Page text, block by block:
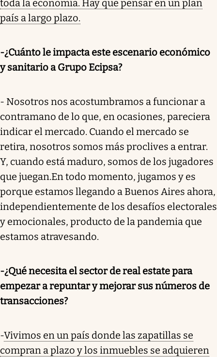
toda la economía. Hay que pensar en un plan
país a largo plazo.
-¿Cuánto le impacta este escenario económico
y sanitario a Grupo Ecipsa?
- Nosotros nos acostumbramos a funcionar a
contramano de lo que, en ocasiones, pareciera
indicar el mercado. Cuando el mercado se
retira, nosotros somos más proclives a entrar.
Y, cuando está maduro, somos de los jugadores
que juegan.En todo momento, jugamos y es
porque estamos llegando a Buenos Aires ahora,
independientemente de los desafíos electorales
y emocionales, producto de la pandemia que
estamos atravesando.
-¿Qué necesita el sector de real estate para
empezar a repuntar y mejorar sus números de
transacciones?
-Vivimos en un país donde las zapatillas se
compran a plazo y los inmuebles se adquieren